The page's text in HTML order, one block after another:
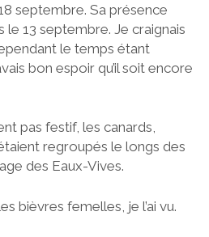
septembre. Sa présence
le 13 septembre. Je craignais
le temps étant
bon espoir qu’il soit encore
pas festif, les canards,
regroupés le longs des
des Eaux-Vives.
bièvres femelles, je l’ai vu.